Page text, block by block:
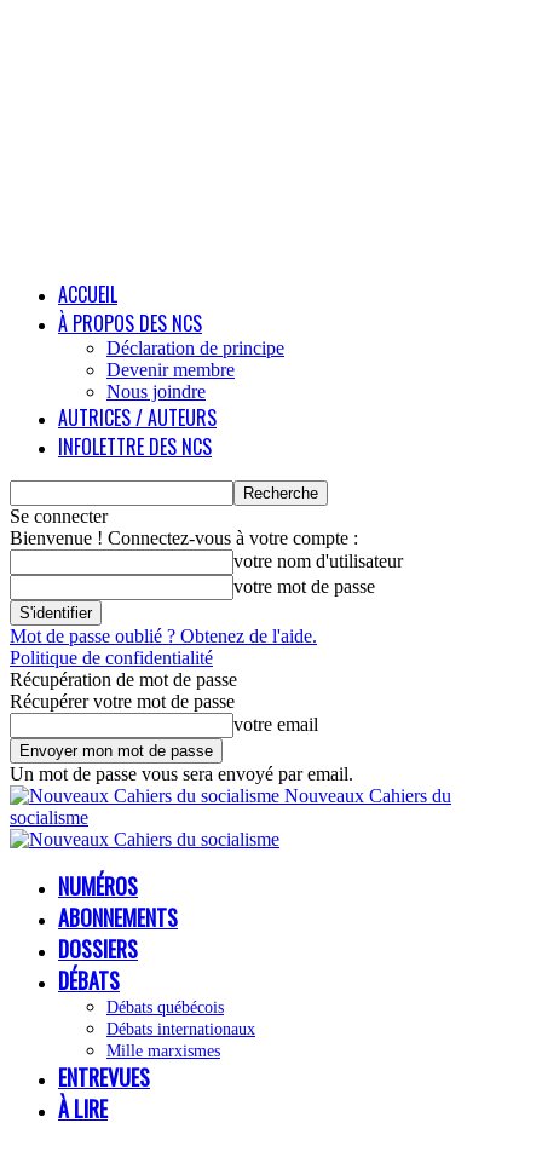
ACCUEIL
À PROPOS DES NCS
Déclaration de principe
Devenir membre
Nous joindre
AUTRICES / AUTEURS
INFOLETTRE DES NCS
Se connecter
Bienvenue ! Connectez-vous à votre compte :
votre nom d'utilisateur
votre mot de passe
Mot de passe oublié ? Obtenez de l'aide.
Politique de confidentialité
Récupération de mot de passe
Récupérer votre mot de passe
votre email
Un mot de passe vous sera envoyé par email.
Nouveaux Cahiers du
socialisme
NUMÉROS
ABONNEMENTS
DOSSIERS
DÉBATS
Débats québécois
Débats internationaux
Mille marxismes
ENTREVUES
À LIRE